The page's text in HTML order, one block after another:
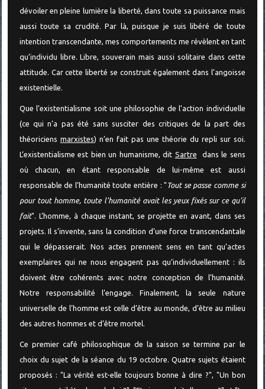
dévoiler en pleine lumière la liberté, dans toute sa puissance mais
aussi toute sa crudité. Par là, puisque je suis libéré de toute
intention transcendante, mes comportements me révèlent en tant
qu’individu libre. Libre, souverain mais aussi solitaire dans cette
attitude. Car cette liberté se construit également dans l’angoisse
existentielle.
Que l’existentialisme soit une philosophie de l’action individuelle
(ce qui n’a pas été sans susciter des critiques de la part des
théoriciens marxistes) n’en fait pas une théorie du repli sur soi.
L’existentialisme est bien un humanisme, dit Sartre dans le sens
où chacun, en étant responsable de lui-même est aussi
responsable de l’humanité toute entière : " Tout se passe comme si
pour tout homme, toute l’humanité avait les yeux fixés sur ce qu'il
fait". L’homme, à chaque instant, se projette en avant, dans ses
projets. Il s’invente, sans la condition d’une force transcendantale
qui le dépasserait. Nos actes prennent sens en tant qu’actes
exemplaires qui ne nous engagent pas qu’individuellement : ils
doivent être cohérents avec notre conception de l’humanité.
Notre responsabilité l’engage. Finalement, la seule nature
universelle de l’homme est celle d’être au monde, d’être au milieu
des autres hommes et d’être mortel.
Ce premier café philosophique de la saison se termine par le
choix du sujet de la séance du 19 octobre. Quatre sujets étaient
proposés : "La vérité est-elle toujours bonne à dire ?", "Un bon